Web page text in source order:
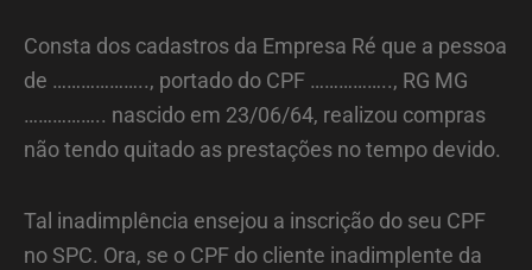
Consta dos cadastros da Empresa Ré que a pessoa
de ……………….., portado do CPF …………….., RG MG
…………….. nascido em 23/06/64, realizou compras
não tendo quitado as prestações no tempo devido.
Tal inadimplência ensejou a inscrição do seu CPF
no SPC. Ora, se o CPF do cliente inadimplente da